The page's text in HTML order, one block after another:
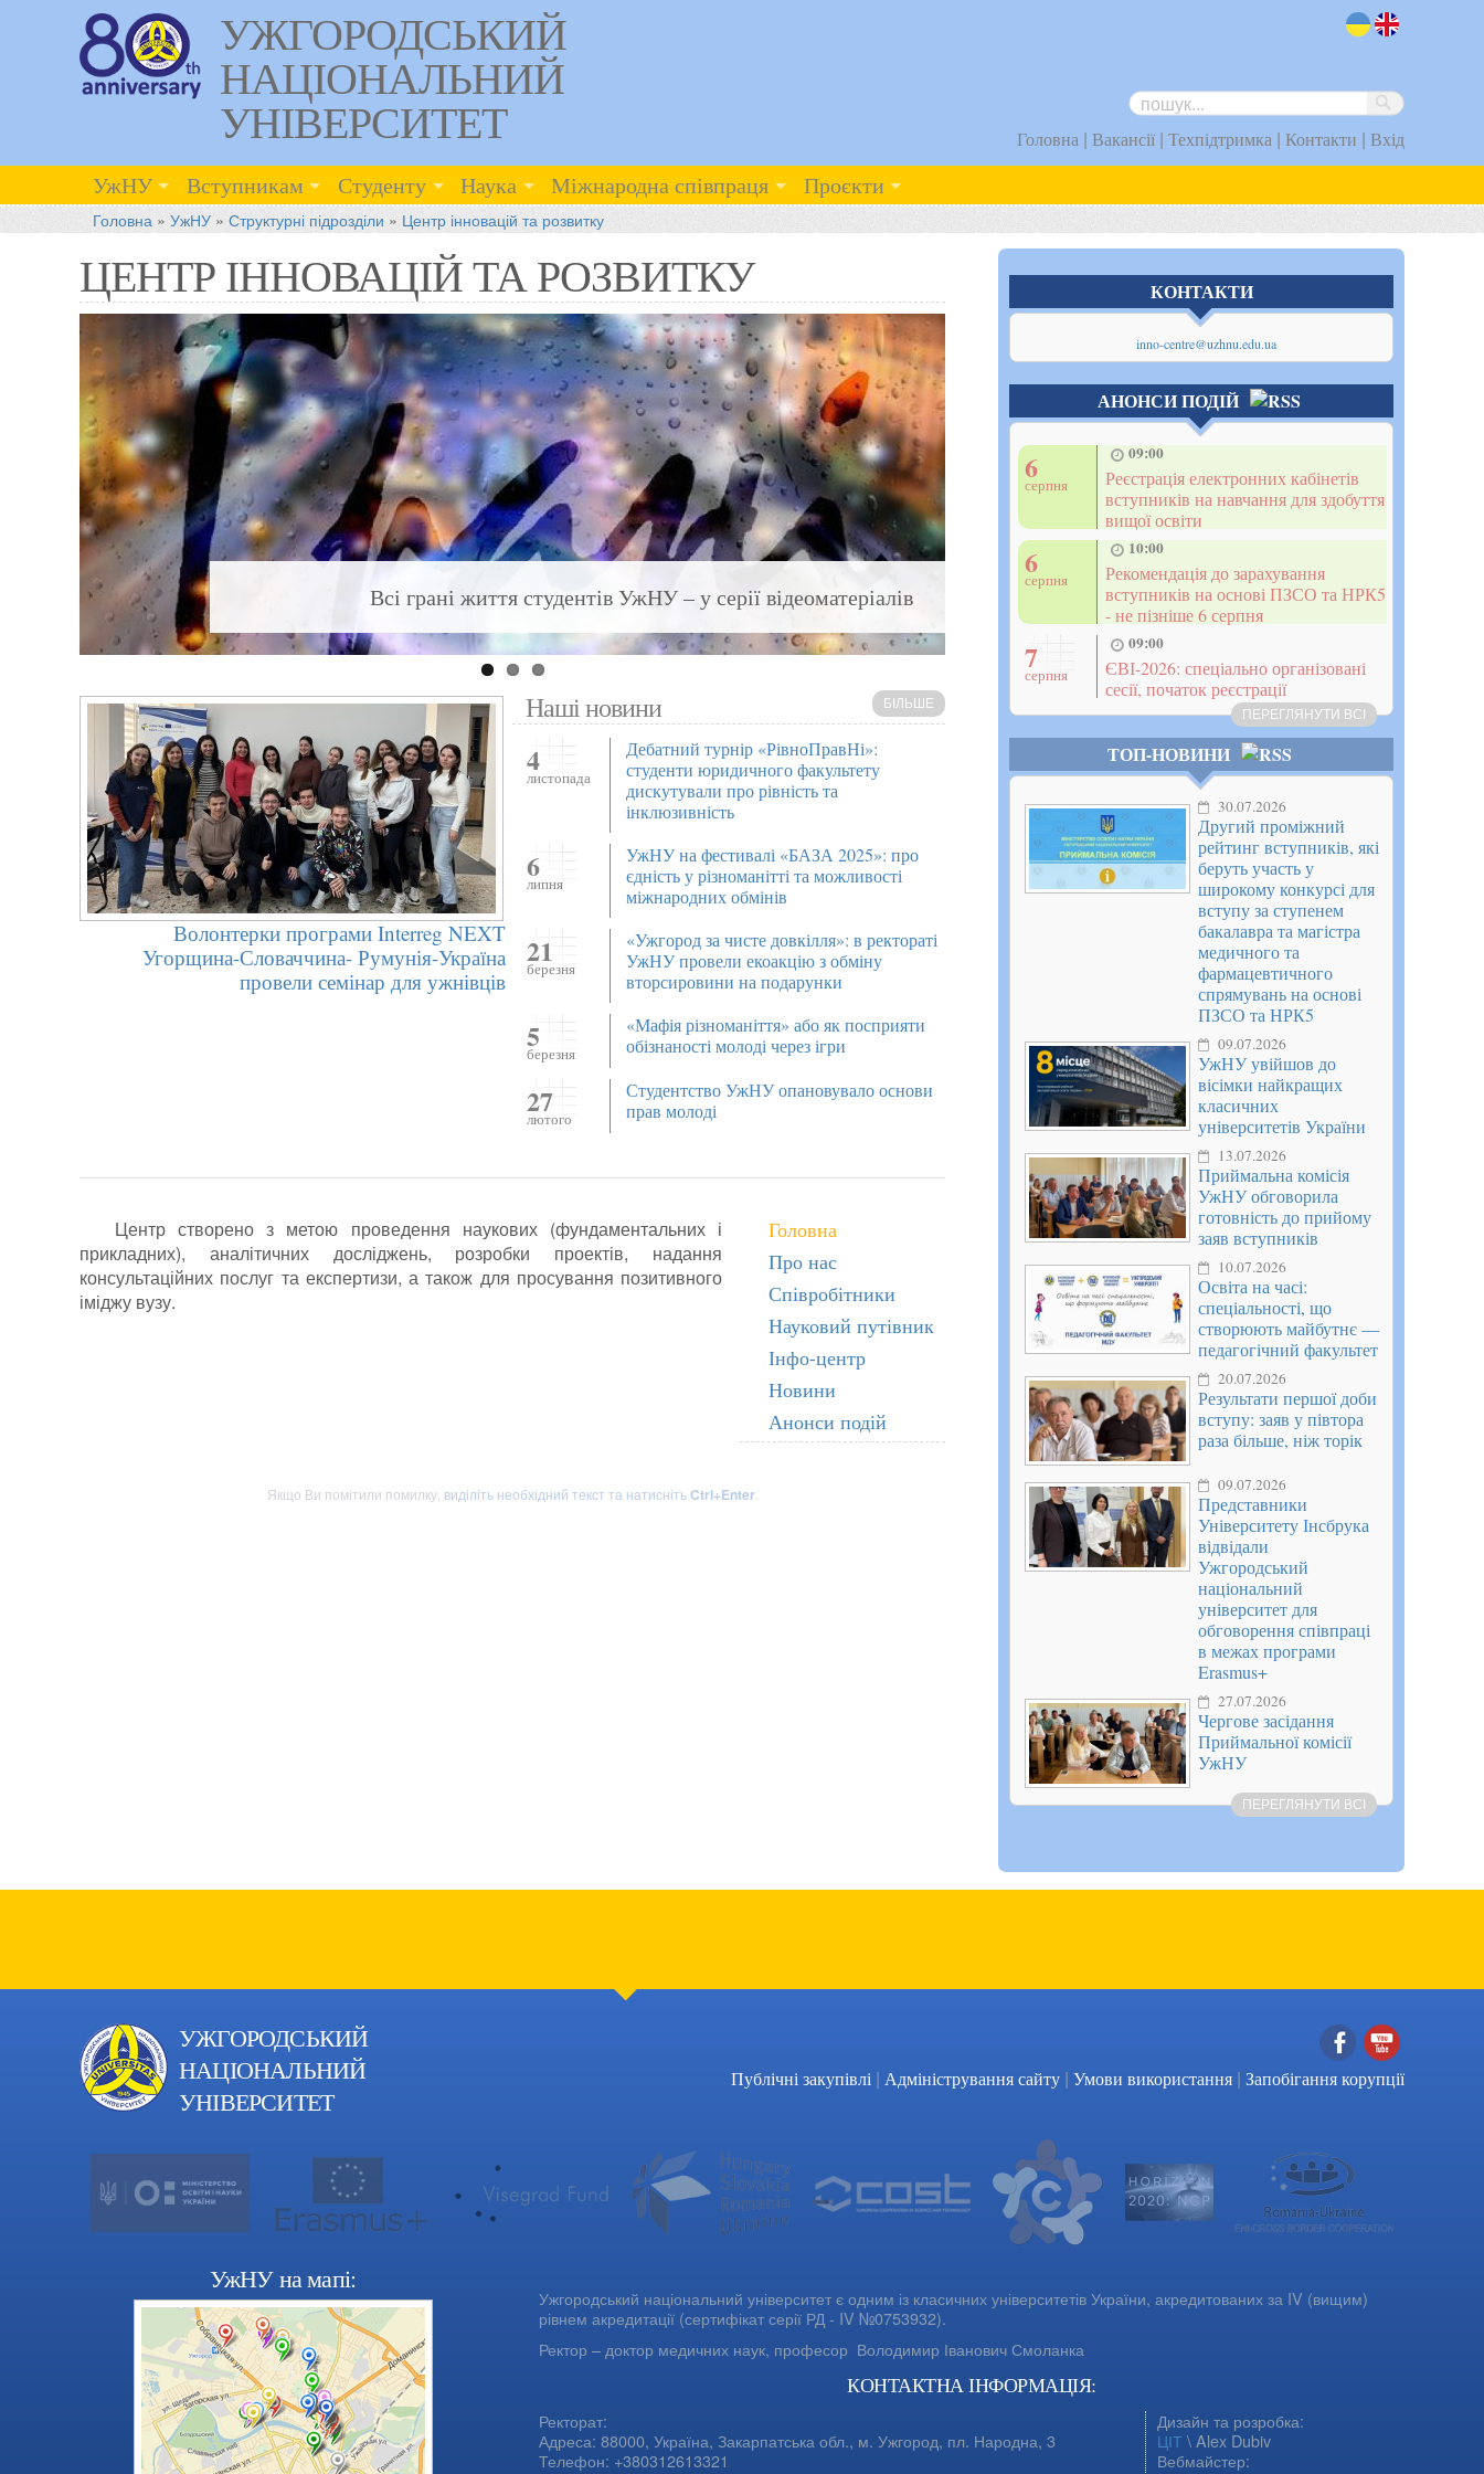
УЖГОРОДСЬКИЙ
НАЦІОНАЛЬНИЙ
УНІВЕРСИТЕТ Головна | Вакансії| Техпідтримка | Контакти | Вхід
УжНУ Вступникам Студенту Наука Міжнародна співпраця Проєкти
Головна » УжНУ» Структурні підрозділи » Центр інновацій та розвитку
ЦЕНТР ІННОВАЦІЙ ТА РОЗВИТКУ
Всі грані життя студентів УжНУ – у серії відеоматеріалів УжНУ допоможе
Волонтерки програми Interreg NEXT
Угорщина-Словаччина- Румунія-Україна
провели семінар для ужнівців
Наші новини БІЛЬШЕ
4
листопада
Дебатний турнір «РівноПравНі»:
студенти юридичного факультету
дискутували про рівність та
інклюзивність
6
липня
УжНУ на фестивалі «БАЗА 2025»: про
єдність у різноманітті та можливості
міжнародних обмінів
21
березня
«Ужгород за чисте довкілля»: в ректораті
УжНУ провели екоакцію з обміну
вторсировини на подарунки
5
березня
«Мафія різноманіття» або як посприяти
обізнаності молоді через ігри
27
лютого
Студентство УжНУ опановувало основи
прав молоді
Головна
Про нас
Співробітники
Науковий путівник
Інфо-центр
Новини
Анонси подій
Центр створено з метою проведення наукових (фундаментальних і
прикладних), аналітичних досліджень, розробки проектів, надання
консультаційних послуг та експертизи, а також для просування позитивного
іміджу вузу.
Якщо Ви помітили помилку, виділіть необхідний текст та натиснітьCtrl+Enter.
КОНТАКТИ
inno-centre@uzhnu.edu.ua
АНОНСИ ПОДІЙ
6
серпня
09:00
Реєстрація електронних кабінетів
вступників на навчання для здобуття
вищої освіти
6
серпня
10:00
Рекомендація до зарахування
вступників на основі ПЗСО та НРК5
- не пізніше 6 серпня
7
серпня
09:00
ЄВІ-2026: спеціально організовані
сесії, початок реєстрації
ПЕРЕГЛЯНУТИ ВСІ
ТОП-НОВИНИ
30.07.2026
Другий проміжний
рейтинг вступників, які
беруть участь у
широкому конкурсі для
вступу за ступенем
бакалавра та магістра
медичного та
фармацевтичного
спрямувань на основі
ПЗСО та НРК5
09.07.2026
УжНУ увійшов до
вісімки найкращих
класичних
університетів України
13.07.2026
Приймальна комісія
УжНУ обговорила
готовність до прийому
заяв вступників
10.07.2026
Освіта на часі:
спеціальності, що
створюють майбутнє —
педагогічний факультет
20.07.2026
Результати першої доби
вступу: заяв у півтора
раза більше, ніж торік
09.07.2026
Представники
Університету Інсбрука
відвідали
Ужгородський
національний
університет для
обговорення співпраці
в межах програми
Erasmus+
27.07.2026
Чергове засідання
Приймальної комісії
УжНУ
ПЕРЕГЛЯНУТИ ВСІ
УЖГОРОДСЬКИЙ
НАЦІОНАЛЬНИЙ
УНІВЕРСИТЕТ
Facebook
YouTube
Публічні закупівлі | Адміністрування сайту | Умови використання | Запобігання корупції
УжНУ на мапі:
Ужгородський національний університет є одним із класичних університетів України, акредитованих за IV (вищим)
рівнем акредитації (сертифікат серії РД - IV №0753932).
Ректор – доктор медичних наук, професор Володимир Іванович Смоланка
КОНТАКТНА ІНФОРМАЦІЯ:
Ректорат:
Адреса: 88000, Україна, Закарпатська обл., м. Ужгород, пл. Народна, 3
Телефон: +380312613321
Дизайн та розробка:
ЦІТ \ Alex Dubiv
Вебмайстер: